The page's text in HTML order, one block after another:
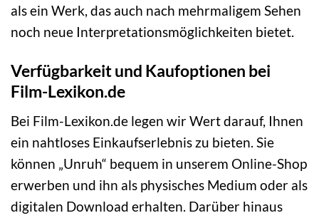
als ein Werk, das auch nach mehrmaligem Sehen
noch neue Interpretationsmöglichkeiten bietet.
Verfügbarkeit und Kaufoptionen bei
Film-Lexikon.de
Bei Film-Lexikon.de legen wir Wert darauf, Ihnen
ein nahtloses Einkaufserlebnis zu bieten. Sie
können „Unruh“ bequem in unserem Online-Shop
erwerben und ihn als physisches Medium oder als
digitalen Download erhalten. Darüber hinaus